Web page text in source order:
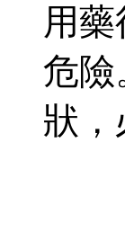
用
危險
狀，
3.